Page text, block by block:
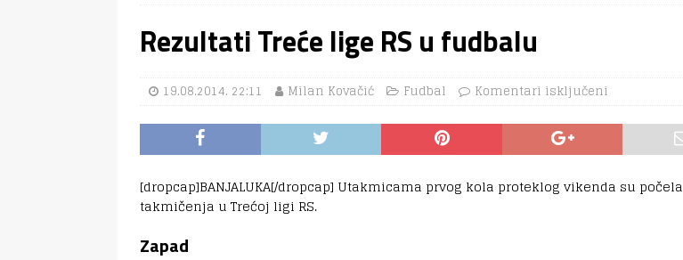
Rezultati Treće lige RS u fudbalu
19.08.2014. 22:11 Milan Kovačić Fudbal Komentari isključeni
[dropcap]BANJALUKA[/dropcap] Utakmicama prvog kola proteklog vikenda su počela
takmičenja u Trećoj ligi RS.
Zapad